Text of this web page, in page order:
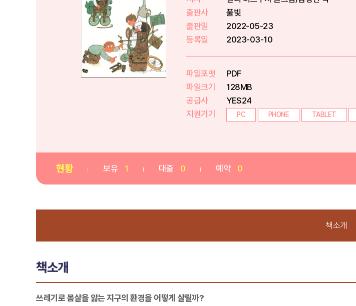
출판사
풀빛
출판일
2022-05-23
등록일
2023-03-10
파일포맷
PDF
파일크기
128MB
공급사
YES24
지원기기
PC PHONE TABLET
현황 보유 1 대출 0 예약 0
책소개
책소개
쓰레기로 몸살을 앓는 지구의 환경을 어떻게 살릴까?